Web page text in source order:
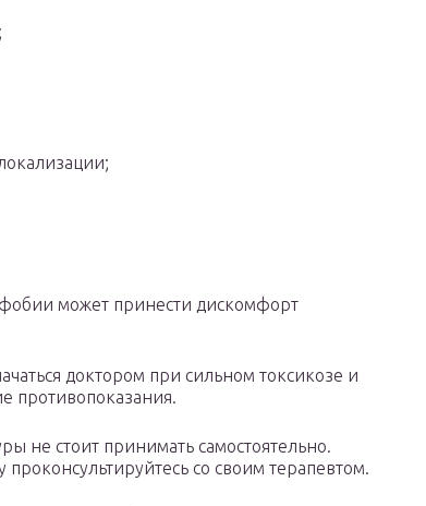
может принести дискомфорт
доктором при сильном токсикозе и
противопоказания.
не стоит принимать самостоятельно.
со своим терапевтом.